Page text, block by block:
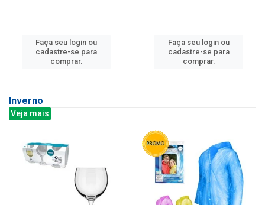
Faça seu login ou
cadastre-se para
comprar.
Faça seu login ou
cadastre-se para
comprar.
Inverno
Veja mais